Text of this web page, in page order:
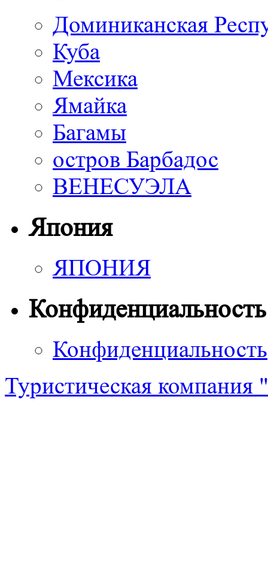
Доминиканская
Куба
Мексика
Ямайка
Багамы
остров Барбадос
ВЕНЕСУЭЛА
Япония
ЯПОНИЯ
Конфиденциальность
Конфиденциальность
Туристическая